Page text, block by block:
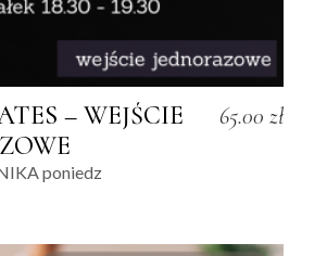
– WEJŚCIE
65.00 zł
poniedz